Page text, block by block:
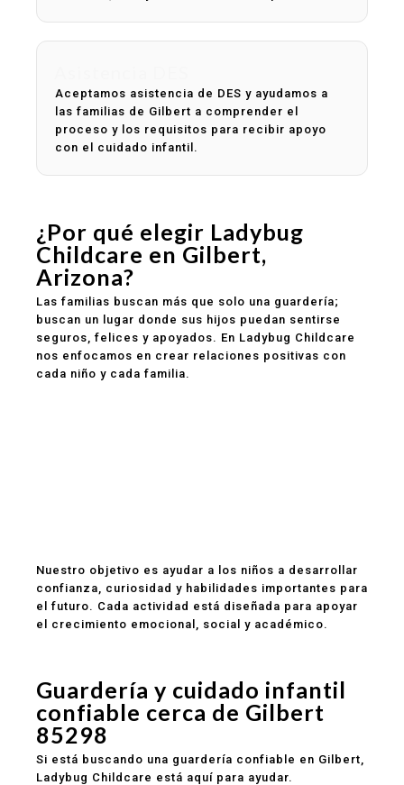
Aceptamos asistencia de DES y ayudamos a
las familias de Gilbert a comprender el
proceso y los requisitos para recibir apoyo
con el cuidado infantil.
¿Por qué elegir Ladybug
Childcare en Gilbert,
Arizona?
Las familias buscan más que solo una guardería;
buscan un lugar donde sus hijos puedan sentirse
seguros, felices y apoyados. En Ladybug Childcare
nos enfocamos en crear relaciones positivas con
cada niño y cada familia.
Nuestro objetivo es ayudar a los niños a desarrollar
confianza, curiosidad y habilidades importantes para
el futuro. Cada actividad está diseñada para apoyar
el crecimiento emocional, social y académico.
Guardería y cuidado infantil
confiable cerca de Gilbert
85298
Si está buscando una guardería confiable en Gilbert,
Ladybug Childcare está aquí para ayudar.